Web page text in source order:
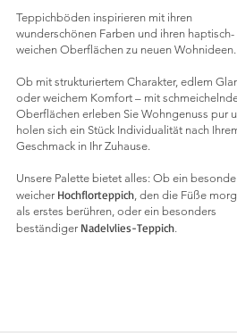
Teppichböden inspirieren mit ihren
wunderschönen Farben und ihren haptisch-
weichen Oberflächen zu neuen Wohnideen.
Ob mit strukturiertem Charakter, edlem
oder weichem Komfort – mit
Oberflächen erleben Sie Wohngenuss pur
holen sich ein Stück Individualität nach
Geschmack in Ihr Zuhause.
Unsere Palette bietet alles: Ob ein
weicher Hochflorteppich, den die Füße
als erstes berühren, oder ein besonders
beständiger Nadelvlies-Teppich.